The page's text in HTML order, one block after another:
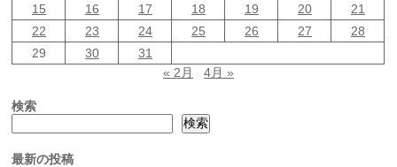
15
16 17 18 19 20
21
22
23 24 25 26 27
28
29
30
31
« 2月
4月 »
検索
検索
最新の投稿